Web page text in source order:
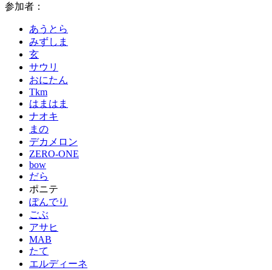
参加者：
あうとら
みずしま
玄
サウリ
おにたん
Tkm
はまはま
ナオキ
まの
デカメロン
ZERO-ONE
bow
だら
ポニテ
ぽんでり
ごぶ
アサヒ
MAB
たて
エルディーネ